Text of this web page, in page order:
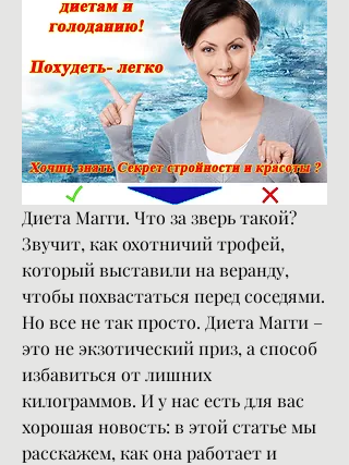
Диета Магги. Что за зверь такой?
Звучит, как охотничий трофей,
который выставили на веранду,
чтобы похвастаться перед соседями.
Но все не так просто. Диета Магги –
это не экзотический приз, а способ
избавиться от лишних
килограммов. И у нас есть для вас
хорошая новость: в этой статье мы
расскажем, как она работает и